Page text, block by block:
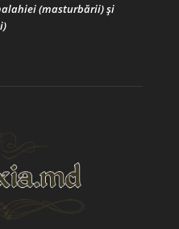
(masturbării) şi